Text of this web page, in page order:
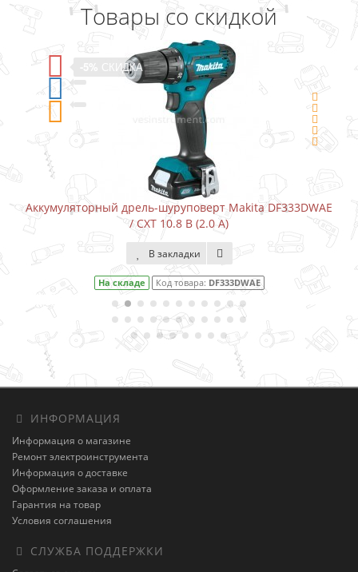
Товары со скидкой
СКИДКА
Аккумуляторный дрель-шуруповерт Makita DF333DWAE
/ CXT 10.8 В (2.0 А)
В закладки
На складе Код товара: DF333DWAE
ИНФОРМАЦИЯ
Информация о магазине
Ремонт электроинструмента
Информация о доставке
Оформление заказа и оплата
Гарантия на товар
Условия соглашения
СЛУЖБА ПОДДЕРЖКИ